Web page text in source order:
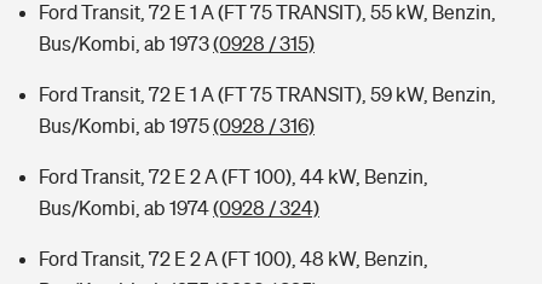
Ford Transit, 72 E 1 A (FT 75 TRANSIT), 55 kW, Benzin,
Bus/Kombi, ab 1973(0928 / 315)
Ford Transit, 72 E 1 A (FT 75 TRANSIT), 59 kW, Benzin,
Bus/Kombi, ab 1975(0928 / 316)
Ford Transit, 72 E 2 A (FT 100), 44 kW, Benzin,
Bus/Kombi, ab 1974(0928 / 324)
Ford Transit, 72 E 2 A (FT 100), 48 kW, Benzin,